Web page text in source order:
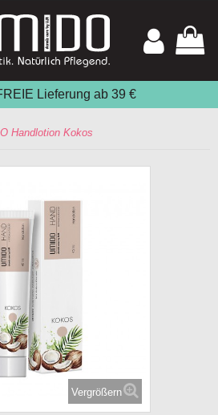
Lieferung ab 39 €
Handlotion Kokos
Vergrößern